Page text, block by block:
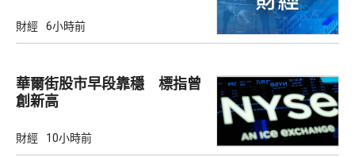
財經 6小時前
華爾街股市早段靠穩 標指曾
創新高
財經 10小時前